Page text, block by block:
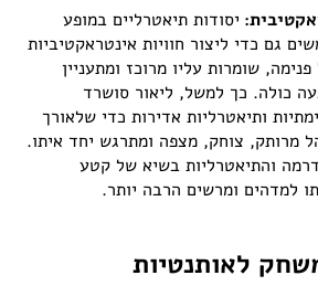
יסודות תיאטרליים במופע
גם כדי ליצור חוויות אינטראקטיביות
שומרות עליו מרוכז ומתעניין
כולה. כך למשל, ליאור סושרד
ותיאטרליות אדירות כדי שלאורך
מרותק, צוחק, מצפה ומתרגש יחד איתו.
והתיאטרליות בשיא של קטע
למדהים ומרשים הרבה יותר.
לאותנטיות